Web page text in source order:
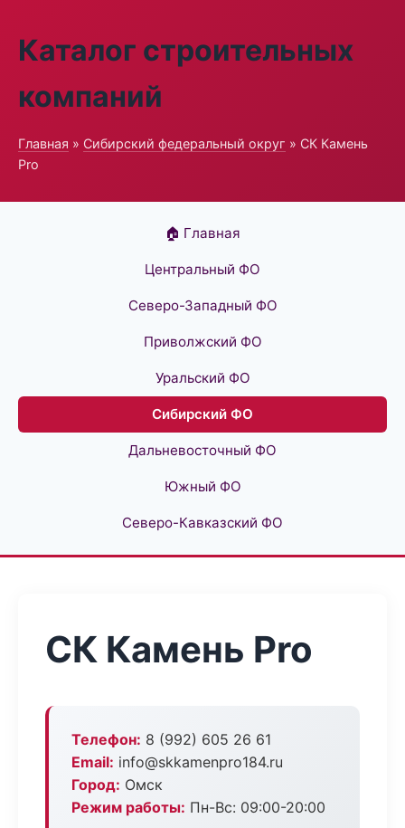
Каталог строительных
компаний
Главная » Сибирский федеральный округ » СК Камень
Pro
🏠 Главная
Центральный ФО
Северо-Западный ФО
Приволжский ФО
Уральский ФО
Сибирский ФО
Дальневосточный ФО
Южный ФО
Северо-Кавказский ФО
СК Камень Pro
Телефон: 8 (992) 605 26 61
Email: info@skkamenpro184.ru
Город: Омск
Режим работы: Пн-Вс: 09:00-20:00